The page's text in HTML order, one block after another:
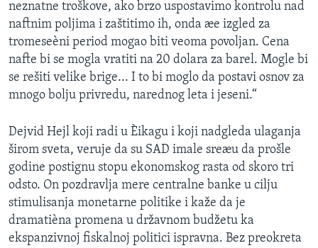
neznatne troškove, ako brzo uspostavimo kontrolu nad
naftnim poljima i zaštitimo ih, onda æe izgled za
tromeseèni period mogao biti veoma povoljan. Cena
nafte bi se mogla vratiti na 20 dolara za barel. Mogle bi
se rešiti velike brige... I to bi moglo da postavi osnov za
mnogo bolju privredu, narednog leta i jeseni.“
Dejvid Hejl koji radi u Èikagu i koji nadgleda ulaganja
širom sveta, veruje da su SAD imale sreæu da prošle
godine postignu stopu ekonomskog rasta od skoro tri
odsto. On pozdravlja mere centralne banke u cilju
stimulisanja monetarne politike i kaže da je
dramatièna promena u državnom budžetu ka
ekspanzivnoj fiskalnoj politici ispravna. Bez preokreta